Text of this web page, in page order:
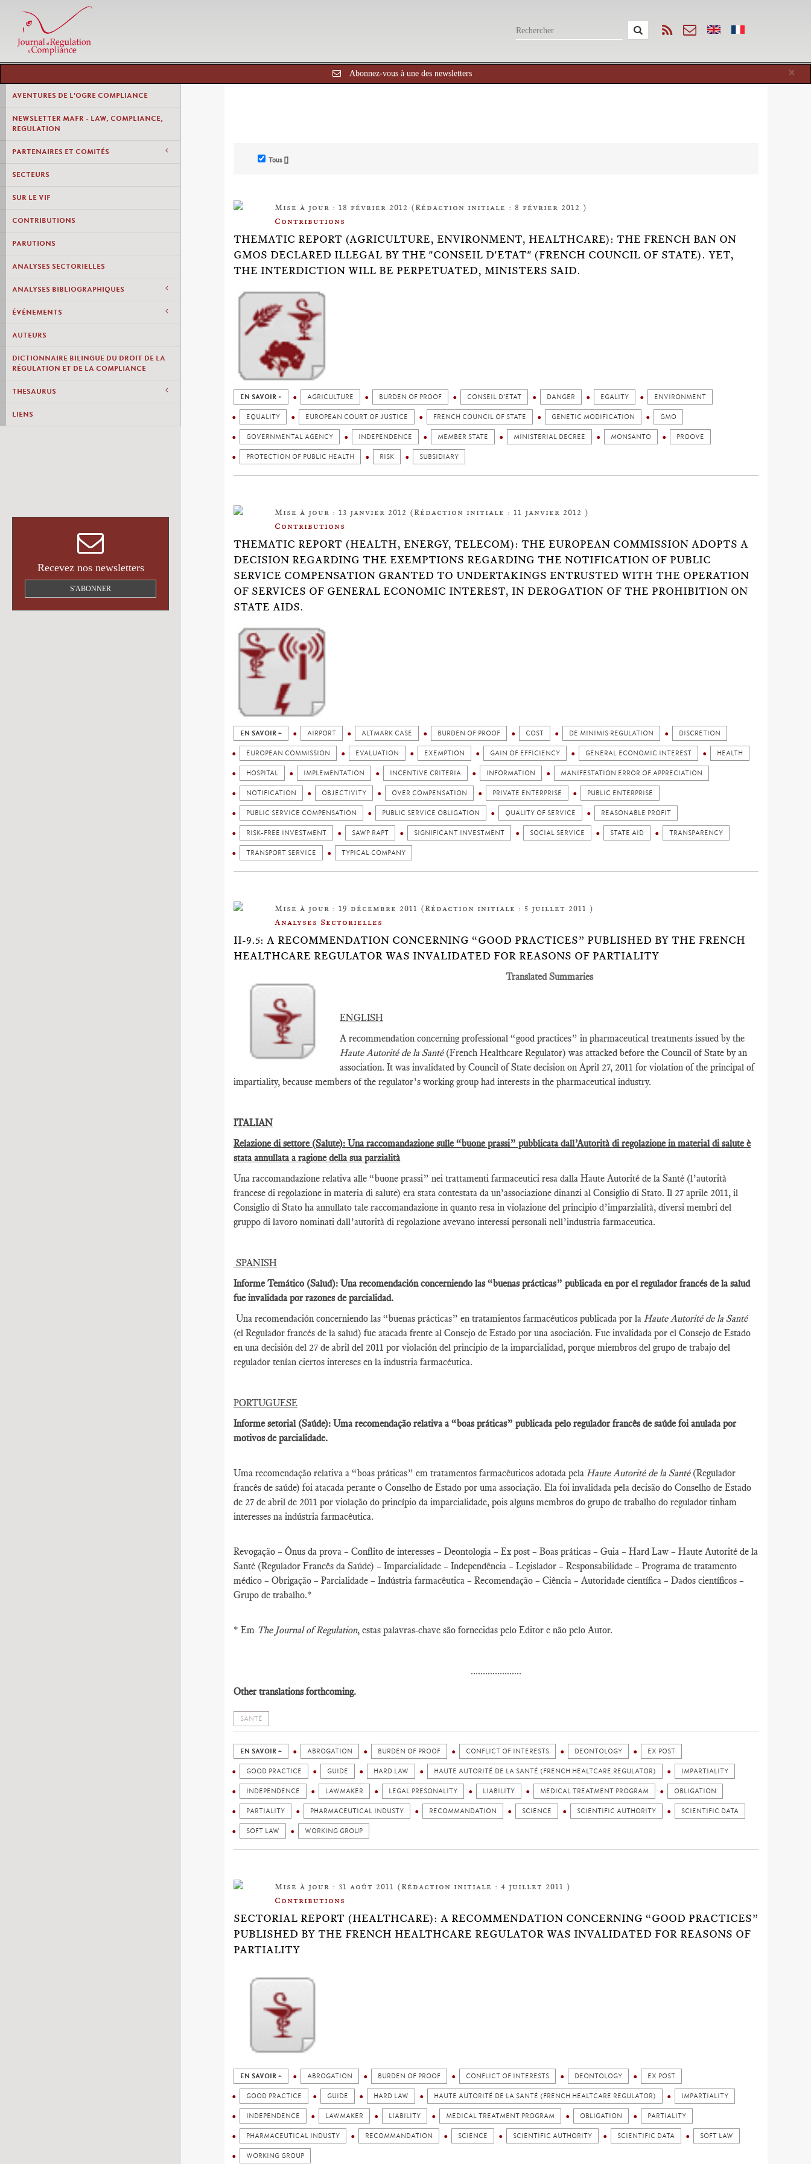
×
Abonnez-vous à une des newsletters
AVENTURES DE L'OGRE COMPLIANCE
NEWSLETTER MAFR - LAW, COMPLIANCE,
REGULATION
PARTENAIRES ET COMITÉS
SECTEURS
SUR LE VIF
CONTRIBUTIONS
PARUTIONS
ANALYSES SECTORIELLES
ANALYSES BIBLIOGRAPHIQUES
ÉVÉNEMENTS
AUTEURS
DICTIONNAIRE BILINGUE DU DROIT DE LA
RÉGULATION ET DE LA COMPLIANCE
THESAURUS
LIENS
Recevez nos newsletters
S'ABONNER
Tous []
Mise à jour : 18 février 2012 (Rédaction initiale : 8 février 2012 )
Contributions
THEMATIC REPORT (AGRICULTURE, ENVIRONMENT, HEALTHCARE): THE FRENCH BAN ON
GMOS DECLARED ILLEGAL BY THE "CONSEIL D'ETAT" (FRENCH COUNCIL OF STATE). YET,
THE INTERDICTION WILL BE PERPETUATED, MINISTERS SAID.
EN SAVOIR + AGRICULTURE BURDEN OF PROOF CONSEIL D’ETAT DANGER EGALITY ENVIRONMENT
EQUALITY EUROPEAN COURT OF JUSTICE FRENCH COUNCIL OF STATE GENETIC MODIFICATION GMO
GOVERNMENTAL AGENCY INDEPENDENCE MEMBER STATE MINISTERIAL DECREE MONSANTO PROOVE
PROTECTION OF PUBLIC HEALTH RISK SUBSIDIARY
Mise à jour : 13 janvier 2012 (Rédaction initiale : 11 janvier 2012 )
Contributions
THEMATIC REPORT (HEALTH, ENERGY, TELECOM): THE EUROPEAN COMMISSION ADOPTS A
DECISION REGARDING THE EXEMPTIONS REGARDING THE NOTIFICATION OF PUBLIC
SERVICE COMPENSATION GRANTED TO UNDERTAKINGS ENTRUSTED WITH THE OPERATION
OF SERVICES OF GENERAL ECONOMIC INTEREST, IN DEROGATION OF THE PROHIBITION ON
STATE AIDS.
EN SAVOIR + AIRPORT ALTMARK CASE BURDEN OF PROOF COST DE MINIMIS REGULATION DISCRETION
EUROPEAN COMMISSION EVALUATION EXEMPTION GAIN OF EFFICIENCY GENERAL ECONOMIC INTEREST HEALTH
HOSPITAL IMPLEMENTATION INCENTIVE CRITERIA INFORMATION MANIFESTATION ERROR OF APPRECIATION
NOTIFICATION OBJECTIVITY OVER COMPENSATION PRIVATE ENTERPRISE PUBLIC ENTERPRISE
PUBLIC SERVICE COMPENSATION PUBLIC SERVICE OBLIGATION QUALITY OF SERVICE REASONABLE PROFIT
RISK-FREE INVESTMENT SAWP RAPT SIGNIFICANT INVESTMENT SOCIAL SERVICE STATE AID TRANSPARENCY
TRANSPORT SERVICE TYPICAL COMPANY
Mise à jour : 19 décembre 2011 (Rédaction initiale : 5 juillet 2011 )
Analyses Sectorielles
II-9.5: A RECOMMENDATION CONCERNING “GOOD PRACTICES” PUBLISHED BY THE FRENCH
HEALTHCARE REGULATOR WAS INVALIDATED FOR REASONS OF PARTIALITY
Translated Summaries
ENGLISH
A recommendation concerning professional “good practices” in pharmaceutical treatments issued by the
Haute Autorité de la Santé (French Healthcare Regulator) was attacked before the Council of State by an
association. It was invalidated by Council of State decision on April 27, 2011 for violation of the principal of
impartiality, because members of the regulator’s working group had interests in the pharmaceutical industry.
ITALIAN
Relazione di settore (Salute): Una raccomandazione sulle “buone prassi” pubblicata dall’Autorità di regolazione in material di salute è
stata annullata a ragione della sua parzialità
Una raccomandazione relativa alle “buone prassi” nei trattamenti farmaceutici resa dalla Haute Autorité de la Santé (l’autorità
francese di regolazione in materia di salute) era stata contestata da un’associazione dinanzi al Consiglio di Stato. Il 27 aprile 2011, il
Consiglio di Stato ha annullato tale raccomandazione in quanto resa in violazione del principio d’imparzialità, diversi membri del
gruppo di lavoro nominati dall’autorità di regolazione avevano interessi personali nell’industria farmaceutica.
SPANISH
Informe Temático (Salud): Una recomendación concerniendo las “buenas prácticas” publicada en por el regulador francés de la salud
fue invalidada por razones de parcialidad.
Una recomendación concerniendo las “buenas prácticas” en tratamientos farmacéuticos publicada por la Haute Autorité de la Santé
(el Regulador francés de la salud) fue atacada frente al Consejo de Estado por una asociación. Fue invalidada por el Consejo de Estado
en una decisión del 27 de abril del 2011 por violación del principio de la imparcialidad, porque miembros del grupo de trabajo del
regulador tenían ciertos intereses en la industria farmacéutica.
PORTUGUESE
Informe setorial (Saúde): Uma recomendação relativa a “boas práticas” publicada pelo regulador francês de saúde foi anulada por
motivos de parcialidade.
Uma recomendação relativa a “boas práticas” em tratamentos farmacêuticos adotada pela Haute Autorité de la Santé (Regulador
francês de saúde) foi atacada perante o Conselho de Estado por uma associação. Ela foi invalidada pela decisão do Conselho de Estado
de 27 de abril de 2011 por violação do princípio da imparcialidade, pois alguns membros do grupo de trabalho do regulador tinham
interesses na indústria farmacêutica.
Revogação – Ônus da prova – Conflito de interesses – Deontologia – Ex post – Boas práticas – Guia – Hard Law – Haute Autorité de la
Santé (Regulador Francês da Saúde) – Imparcialidade – Independência – Legislador – Responsabilidade – Programa de tratamento
médico – Obrigação – Parcialidade – Indústria farmacêutica – Recomendação – Ciência – Autoridade científica – Dados científicos –
Grupo de trabalho.*
* Em The Journal of Regulation, estas palavras-chave são fornecidas pelo Editor e não pelo Autor.
.....................
Other translations forthcoming.
SANTÉ
EN SAVOIR + ABROGATION BURDEN OF PROOF CONFLICT OF INTERESTS DEONTOLOGY EX POST
GOOD PRACTICE GUIDE HARD LAW HAUTE AUTORITÉ DE LA SANTÉ (FRENCH HEALTCARE REGULATOR) IMPARTIALITY
INDEPENDENCE LAWMAKER LEGAL PRESONALITY LIABILITY MEDICAL TREATMENT PROGRAM OBLIGATION
PARTIALITY PHARMACEUTICAL INDUSTY RECOMMANDATION SCIENCE SCIENTIFIC AUTHORITY SCIENTIFIC DATA
SOFT LAW WORKING GROUP
Mise à jour : 31 août 2011 (Rédaction initiale : 4 juillet 2011 )
Contributions
SECTORIAL REPORT (HEALTHCARE): A RECOMMENDATION CONCERNING “GOOD PRACTICES”
PUBLISHED BY THE FRENCH HEALTHCARE REGULATOR WAS INVALIDATED FOR REASONS OF
PARTIALITY
EN SAVOIR + ABROGATION BURDEN OF PROOF CONFLICT OF INTERESTS DEONTOLOGY EX POST
GOOD PRACTICE GUIDE HARD LAW HAUTE AUTORITÉ DE LA SANTÉ (FRENCH HEALTCARE REGULATOR) IMPARTIALITY
INDEPENDENCE LAWMAKER LIABILITY MEDICAL TREATMENT PROGRAM OBLIGATION PARTIALITY
PHARMACEUTICAL INDUSTY RECOMMANDATION SCIENCE SCIENTIFIC AUTHORITY SCIENTIFIC DATA SOFT LAW
WORKING GROUP